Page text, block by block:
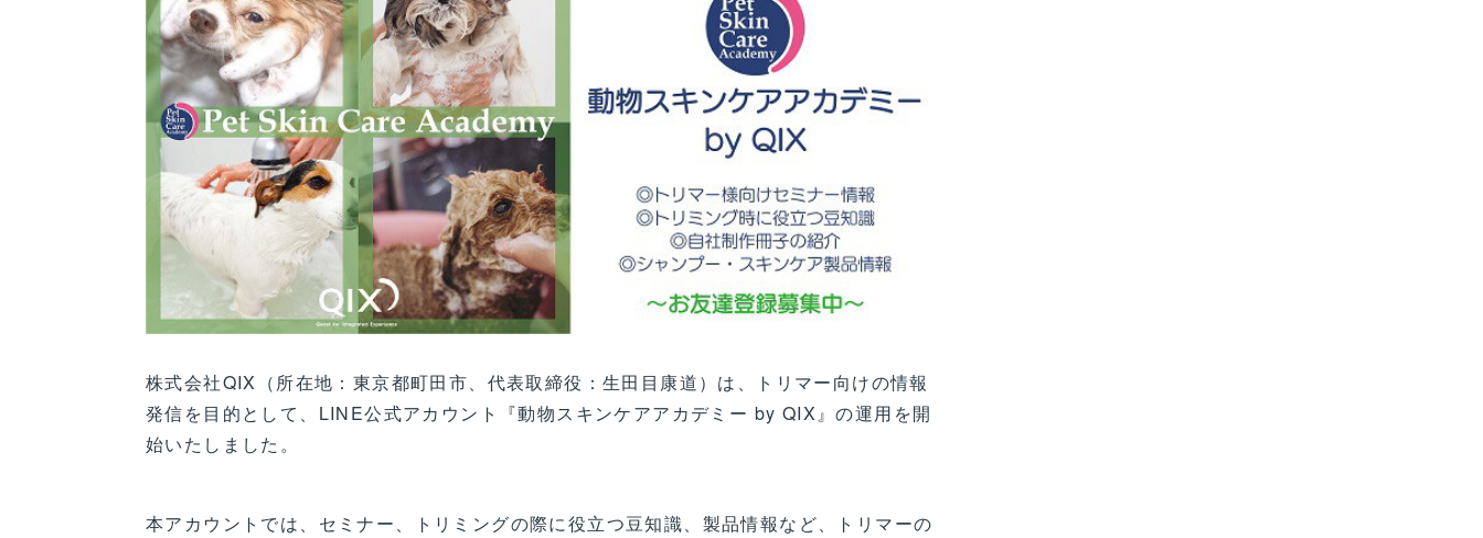
株式会社QIX（所在地：東京都町田市、代表取締役：生田目康道）は、トリマー向けの情報
発信を目的として、LINE公式アカウント『動物スキンケアアカデミー by QIX』の運用を開
始いたしました。
本アカウントでは、セミナー、トリミングの際に役立つ豆知識、製品情報など、トリマーの